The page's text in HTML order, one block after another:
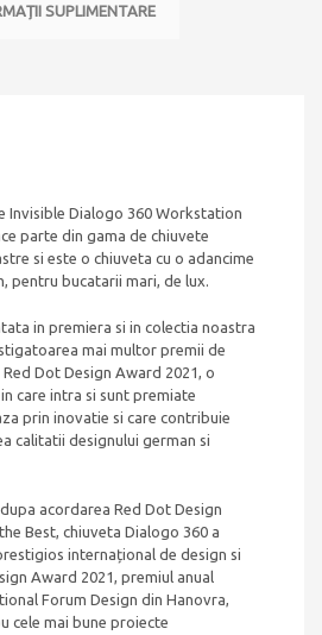
SUPLIMENTARE
Invisible Dialogo 360 Workstation
parte din gama de chiuvete
si este o chiuveta cu o adancime
pentru bucatarii mari, de lux.
in premiera si in colectia noastra
mai multor premii de
Dot Design Award 2021, o
care intra si sunt premiate
prin inovatie si care contribuie
calitatii designului german si
acordarea Red Dot Design
Best, chiuveta Dialogo 360 a
internațional de design si
Award 2021, premiul anual
Forum Design din Hanovra,
cele mai bune proiecte